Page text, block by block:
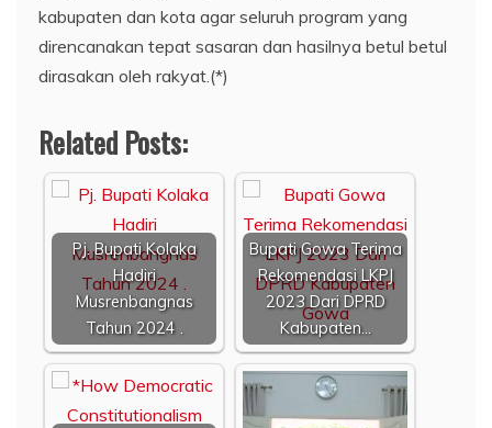
kabupaten dan kota agar seluruh program yang
direncanakan tepat sasaran dan hasilnya betul betul
dirasakan oleh rakyat.(*)
Related Posts:
Pj. Bupati Kolaka
Hadiri
Musrenbangnas
Tahun 2024 .
Bupati Gowa Terima
Rekomendasi LKPJ
2023 Dari DPRD
Kabupaten…